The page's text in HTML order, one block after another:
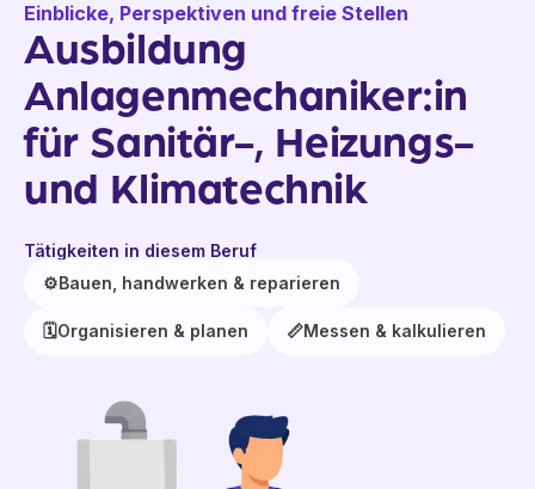
Einblicke, Perspektiven und freie Stellen
Ausbildung
Anlagenmechaniker:in
für Sanitär-, Heizungs-
und Klimatechnik
Tätigkeiten in diesem Beruf
⚙️Bauen, handwerken & reparieren
🗓️Organisieren & planen 📏Messen & kalkulieren